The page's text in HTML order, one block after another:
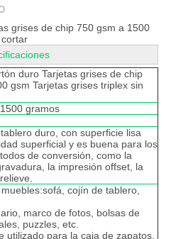
grises de chip 750 gsm a 1500
duro Tarjetas grises de chip
gsm Tarjetas grises triplex sin
gramos
duro, con superficie lisa
superficial y es buena para los
de conversión, como la
la impresión offset, la
cojín de tablero,
marco de fotos, bolsas de
puzzles, etc.
utilizado para la caja de zapatos,